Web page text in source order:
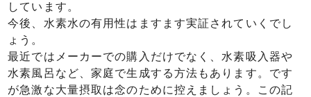
しています。
今後、水素水の有用性はますます実証されていくでし
ょう。
最近ではメーカーでの購入だけでなく、水素吸入器や
水素風呂など、家庭で生成する方法もあります。です
が急激な大量摂取は念のために控えましょう。この記